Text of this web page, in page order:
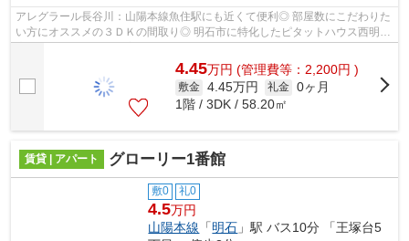
アレグラール長谷川：山陽本線魚住駅にも近くて便利◎ 部屋数にこだわりた
い方にオススメの３ＤＫの間取り◎ 明石市に特化したピタットハウス西明石
店（株）ＡＢＣが、お客様のご希望...
4.45万円 (管理費等：2,200円 )
敷金 4.45万円 礼金 0ヶ月
1階 / 3DK / 58.20㎡
賃貸 | アパート グローリー1番館
敷0 礼0
4.5万円
山陽本線 「明石 」駅 バス10分 「王塚台5